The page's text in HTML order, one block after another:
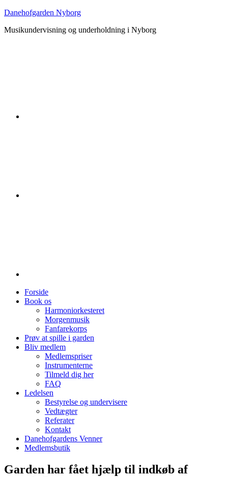
Danehofgarden Nyborg
Musikundervisning og underholdning i Nyborg
Forside
Book os
Harmoniorkesteret
Morgenmusik
Fanfarekorps
Prøv at spille i garden
Bliv medlem
Medlemspriser
Instrumenterne
Tilmeld dig her
FAQ
Ledelsen
Bestyrelse og undervisere
Vedtægter
Referater
Kontakt
Danehofgardens Venner
Medlemsbutik
Garden har fået hjælp til indkøb af